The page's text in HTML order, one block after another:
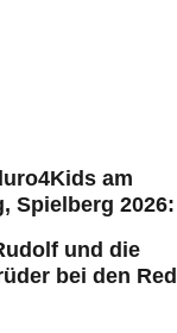
am
Spielberg 2026:
und die
bei den Red